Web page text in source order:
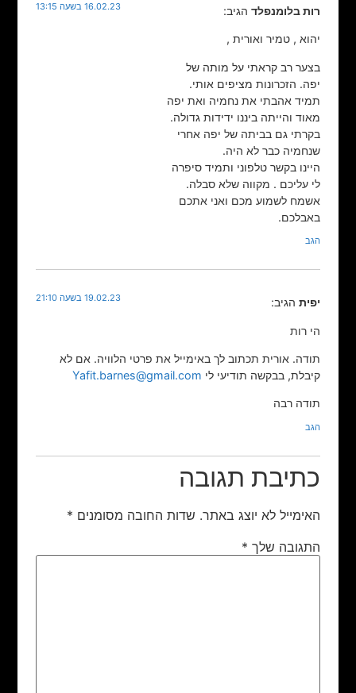
רות בלומנפלד הגיב: 16.02.23 בשעה 13:15
יהוא , טמיר ואורית ,
בצער רב קראתי על מותה של
יפה. הזכרונות מציפים אותי.
תמיד אהבתי את נחמיה ואת יפה
מאוד והייתה ביננו ידידות גדולה.
בקרתי גם בביתה של יפה אחרי
שנחמיה כבר לא היה.
היינו בקשר טלפוני ותמיד סיפרה
לי עליכם . מקווה שלא סבלה.
אשמח לשמוע מכם ואני אתכם
באבלכם.
הגב
יפית הגיב: 19.02.23 בשעה 21:10
הי רות
תודה. אורית תכתוב לך באימייל את פרטי הלוויה. אם לא
קיבלת, בבקשה תודיעי לי Yafit.barnes@gmail.com
תודה רבה
הגב
כתיבת תגובה
האימייל לא יוצג באתר. שדות החובה מסומנים *
התגובה שלך *